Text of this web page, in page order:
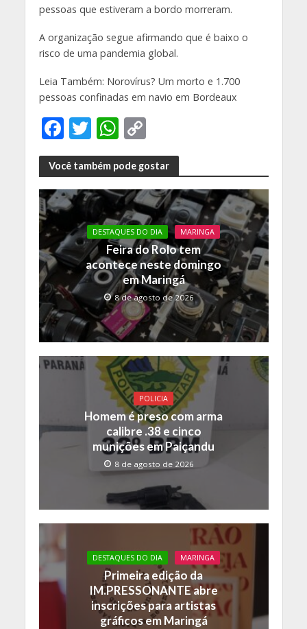
pessoas que estiveram a bordo morreram.
A organização segue afirmando que é baixo o
risco de uma pandemia global.
Leia Também: Norovírus? Um morto e 1.700
pessoas confinadas em navio em Bordeaux
F
ac
e
b
o
o
k
T
w
itt
er
W
h
at
s
A
p
p
C
o
p
y
Li
n
k
Você também pode gostar
DESTAQUES DO DIA MARINGA
Feira do Rolo tem
acontece neste domingo
em Maringá
8 de agosto de 2026
POLICIA
Homem é preso com arma
calibre .38 e cinco
munições em Paiçandu
8 de agosto de 2026
DESTAQUES DO DIA MARINGA
Primeira edição da
IM.PRESSONANTE abre
inscrições para artistas
gráficos em Maringá